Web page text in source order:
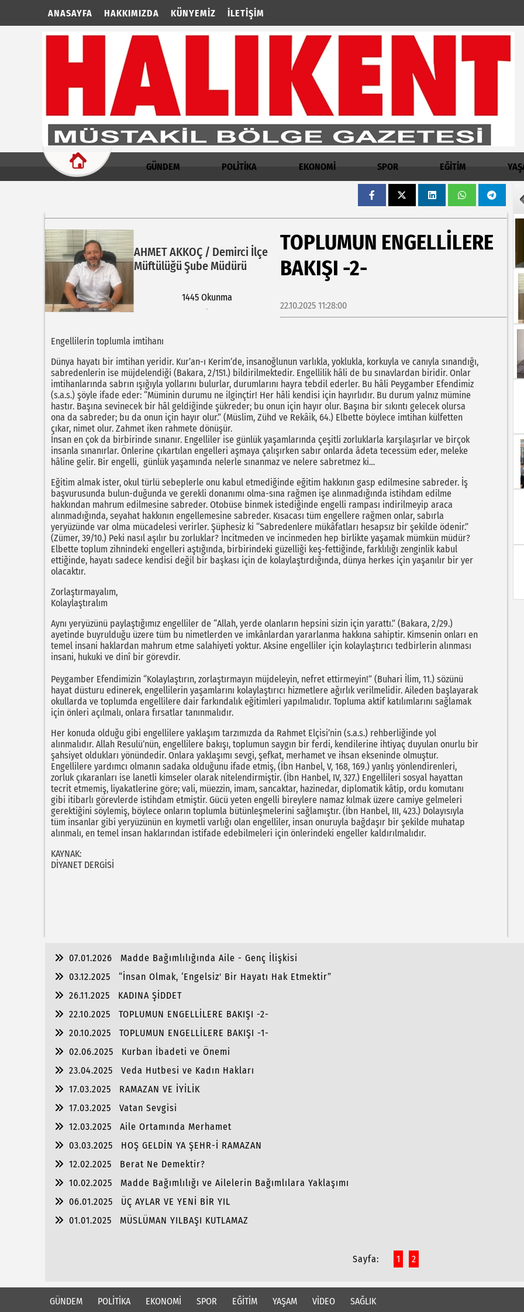
ANASAYFA HAKKIMIZDA KÜNYEMIZ İLETIŞIM
GÜNDEM POLİTİKA EKONOMİ SPOR EĞİTİM
AHMET AKKOÇ / Demirci İlçe
Müftülüğü Şube Müdürü
1445 Okunma
TOPLUMUN ENGELLİLERE
BAKIŞI -2-
22.10.2025 11:28:00
Engellilerin toplumla imtihanı
Dünya hayatı bir imtihan yeridir. Kur’an-ı Kerim’de, insanoğlunun varlıkla, yoklukla, korkuyla ve canıyla sınandığı,
sabredenlerin ise müjdelendiği (Bakara, 2/151.) bildirilmektedir. Engellilik hâli de bu sınavlardan biridir. Onlar
imtihanlarında sabrın ışığıyla yollarını bulurlar, durumlarını hayra tebdil ederler. Bu hâli Peygamber Efendimiz
(s.a.s.) şöyle ifade eder: “Müminin durumu ne ilginçtir! Her hâli kendisi için hayırlıdır. Bu durum yalnız mümine
hastır. Başına sevinecek bir hâl geldiğinde şükreder; bu onun için hayır olur. Başına bir sıkıntı gelecek olursa
ona da sabreder; bu da onun için hayır olur.” (Müslim, Zühd ve Rekâik, 64.) Elbette böylece imtihan külfetten
çıkar, nimet olur. Zahmet iken rahmete dönüşür.
İnsan en çok da birbirinde sınanır. Engelliler ise günlük yaşamlarında çeşitli zorluklarla karşılaşırlar ve birçok
insanla sınanırlar. Önlerine çıkartılan engelleri aşmaya çalışırken sabır onlarda âdeta tecessüm eder, meleke
hâline gelir. Bir engelli, günlük yaşamında nelerle sınanmaz ve nelere sabretmez ki…
Eğitim almak ister, okul türlü sebeplerle onu kabul etmediğinde eğitim hakkının gasp edilmesine sabreder. İş
başvurusunda bulun-duğunda ve gerekli donanımı olma-sına rağmen işe alınmadığında istihdam edilme
hakkından mahrum edilmesine sabreder. Otobüse binmek istediğinde engelli rampası indirilmeyip araca
alınmadığında, seyahat hakkının engellemesine sabreder. Kısacası tüm engellere rağmen onlar, sabırla
yeryüzünde var olma mücadelesi verirler. Şüphesiz ki “Sabredenlere mükâfatları hesapsız bir şekilde ödenir.”
(Zümer, 39/10.) Peki nasıl aşılır bu zorluklar? İncitmeden ve incinmeden hep birlikte yaşamak mümkün müdür?
Elbette toplum zihnindeki engelleri aştığında, birbirindeki güzelliği keş-fettiğinde, farklılığı zenginlik kabul
ettiğinde, hayatı sadece kendisi değil bir başkası için de kolaylaştırdığında, dünya herkes için yaşanılır bir yer
olacaktır.
Zorlaştırmayalım,
Kolaylaştıralım
Aynı yeryüzünü paylaştığımız engelliler de “Allah, yerde olanların hepsini sizin için yarattı.” (Bakara, 2/29.)
ayetinde buyrulduğu üzere tüm bu nimetlerden ve imkânlardan yararlanma hakkına sahiptir. Kimsenin onları en
temel insani haklardan mahrum etme salahiyeti yoktur. Aksine engelliler için kolaylaştırıcı tedbirlerin alınması
insani, hukuki ve dinî bir görevdir.
Peygamber Efendimizin “Kolaylaştırın, zorlaştırmayın müjdeleyin, nefret ettirmeyin!” (Buhari İlim, 11.) sözünü
hayat düsturu edinerek, engellilerin yaşamlarını kolaylaştırıcı hizmetlere ağırlık verilmelidir. Aileden başlayarak
okullarda ve toplumda engellilere dair farkındalık eğitimleri yapılmalıdır. Topluma aktif katılımlarını sağlamak
için önleri açılmalı, onlara fırsatlar tanınmalıdır.
Her konuda olduğu gibi engellilere yaklaşım tarzımızda da Rahmet Elçisi’nin (s.a.s.) rehberliğinde yol
alınmalıdır. Allah Resulü’nün, engellilere bakışı, toplumun saygın bir ferdi, kendilerine ihtiyaç duyulan onurlu bir
şahsiyet oldukları yönündedir. Onlara yaklaşımı sevgi, şefkat, merhamet ve ihsan ekseninde olmuştur.
Engellilere yardımcı olmanın sadaka olduğunu ifade etmiş, (İbn Hanbel, V, 168, 169.) yanlış yönlendirenleri,
zorluk çıkaranları ise lanetli kimseler olarak nitelendirmiştir. (İbn Hanbel, IV, 327.) Engellileri sosyal hayattan
tecrit etmemiş, liyakatlerine göre; vali, müezzin, imam, sancaktar, hazinedar, diplomatik kâtip, ordu komutanı
gibi itibarlı görevlerde istihdam etmiştir. Gücü yeten engelli bireylere namaz kılmak üzere camiye gelmeleri
gerektiğini söylemiş, böylece onların toplumla bütünleşmelerini sağlamıştır. (İbn Hanbel, III, 423.) Dolayısıyla
tüm insanlar gibi yeryüzünün en kıymetli varlığı olan engelliler, insan onuruyla bağdaşır bir şekilde muhatap
alınmalı, en temel insan haklarından istifade edebilmeleri için önlerindeki engeller kaldırılmalıdır.
KAYNAK:
DİYANET DERGİSİ
07.01.2026
Madde Bağımlılığında Aile - Genç İlişkisi
03.12.2025
“İnsan Olmak, ‘Engelsiz' Bir Hayatı Hak Etmektir”
26.11.2025
KADINA ŞİDDET
22.10.2025
TOPLUMUN ENGELLİLERE BAKIŞI -2-
20.10.2025
TOPLUMUN ENGELLİLERE BAKIŞI -1-
02.06.2025
Kurban İbadeti ve Önemi
23.04.2025
Veda Hutbesi ve Kadın Hakları
17.03.2025
RAMAZAN VE İYİLİK
17.03.2025
Vatan Sevgisi
12.03.2025
Aile Ortamında Merhamet
03.03.2025
HOŞ GELDİN YA ŞEHR-İ RAMAZAN
12.02.2025
Berat Ne Demektir?
10.02.2025
Madde Bağımlılığı ve Ailelerin Bağımlılara Yaklaşımı
06.01.2025
ÜÇ AYLAR VE YENİ BİR YIL
01.01.2025
MÜSLÜMAN YILBAŞI KUTLAMAZ
Sayfa: 1 2
GÜNDEM POLİTİKA EKONOMİ SPOR EĞİTİM YAŞAM VİDEO SAĞLIK